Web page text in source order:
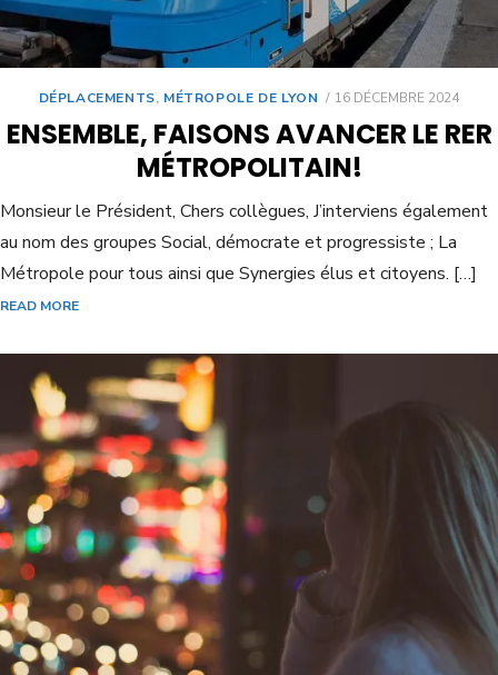
DÉPLACEMENTS, MÉTROPOLE DE LYON 16 DÉCEMBRE 2024
ENSEMBLE, FAISONS AVANCER LE RER
MÉTROPOLITAIN!
Monsieur le Président, Chers collègues, J’interviens également
au nom des groupes Social, démocrate et progressiste ; La
Métropole pour tous ainsi que Synergies élus et citoyens. […]
READ MORE